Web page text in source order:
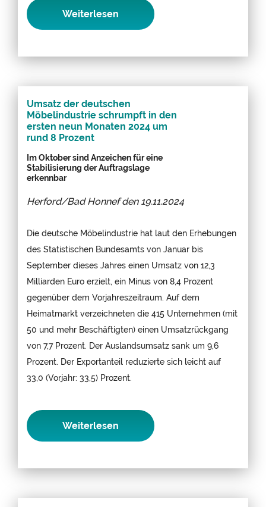
Weiterlesen
Umsatz der deutschen
Möbelindustrie schrumpft in den
ersten neun Monaten 2024 um
rund 8 Prozent
Im Oktober sind Anzeichen für eine
Stabilisierung der Auftragslage
erkennbar
Herford/Bad Honnef den 19.11.2024
Die deutsche Möbelindustrie hat laut den Erhebungen
des Statistischen Bundesamts von Januar bis
September dieses Jahres einen Umsatz von 12,3
Milliarden Euro erzielt, ein Minus von 8,4 Prozent
gegenüber dem Vorjahreszeitraum. Auf dem
Heimatmarkt verzeichneten die 415 Unternehmen (mit
50 und mehr Beschäftigten) einen Umsatzrückgang
von 7,7 Prozent. Der Auslandsumsatz sank um 9,6
Prozent. Der Exportanteil reduzierte sich leicht auf
33,0 (Vorjahr: 33,5) Prozent.
Weiterlesen